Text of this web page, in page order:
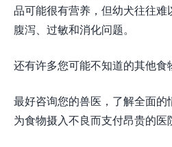
品可能很有营养，但幼犬往往
腹泻、过敏和消化问题。
还有许多您可能不知道的其他食
最好咨询您的兽医，了解全面
为食物摄入不良而支付昂贵的医